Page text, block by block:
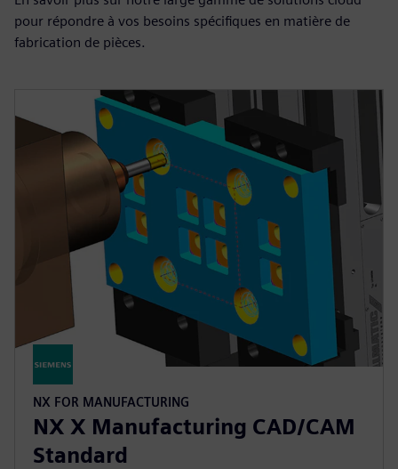
pour répondre à vos besoins spécifiques en matière de
fabrication de pièces.
NX FOR MANUFACTURING
NX X Manufacturing CAD/CAM
Standard